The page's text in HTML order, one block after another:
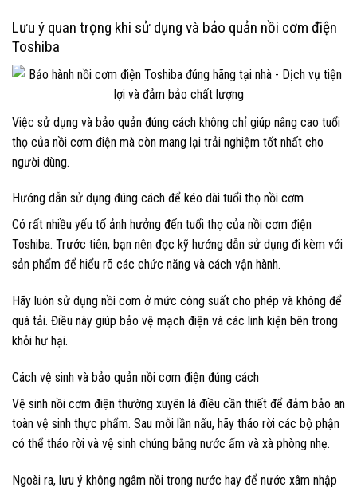
Lưu ý quan trọng khi sử dụng và bảo quản nồi cơm điện
Toshiba
Việc sử dụng và bảo quản đúng cách không chỉ giúp nâng cao tuổi
thọ của nồi cơm điện mà còn mang lại trải nghiệm tốt nhất cho
người dùng.
Hướng dẫn sử dụng đúng cách để kéo dài tuổi thọ nồi cơm
Có rất nhiều yếu tố ảnh hưởng đến tuổi thọ của nồi cơm điện
Toshiba. Trước tiên, bạn nên đọc kỹ hướng dẫn sử dụng đi kèm với
sản phẩm để hiểu rõ các chức năng và cách vận hành.
Hãy luôn sử dụng nồi cơm ở mức công suất cho phép và không để
quá tải. Điều này giúp bảo vệ mạch điện và các linh kiện bên trong
khỏi hư hại.
Cách vệ sinh và bảo quản nồi cơm điện đúng cách
Vệ sinh nồi cơm điện thường xuyên là điều cần thiết để đảm bảo an
toàn vệ sinh thực phẩm. Sau mỗi lần nấu, hãy tháo rời các bộ phận
có thể tháo rời và vệ sinh chúng bằng nước ấm và xà phòng nhẹ.
Ngoài ra, lưu ý không ngâm nồi trong nước hay để nước xâm nhập